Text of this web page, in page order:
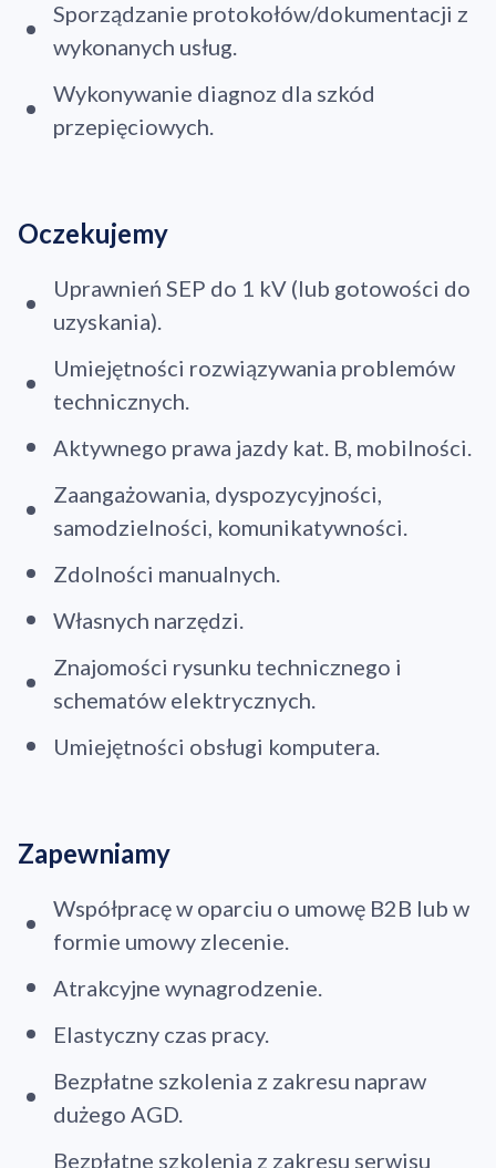
Sporządzanie protokołów/dokumentacji z
wykonanych usług.
Wykonywanie diagnoz dla szkód
przepięciowych.
Oczekujemy
Uprawnień SEP do 1 kV (lub gotowości do
uzyskania).
Umiejętności rozwiązywania problemów
technicznych.
Aktywnego prawa jazdy kat. B, mobilności.
Zaangażowania, dyspozycyjności,
samodzielności, komunikatywności.
Zdolności manualnych.
Własnych narzędzi.
Znajomości rysunku technicznego i
schematów elektrycznych.
Umiejętności obsługi komputera.
Zapewniamy
Współpracę w oparciu o umowę B2B lub w
formie umowy zlecenie.
Atrakcyjne wynagrodzenie.
Elastyczny czas pracy.
Bezpłatne szkolenia z zakresu napraw
dużego AGD.
Bezpłatne szkolenia z zakresu serwisu